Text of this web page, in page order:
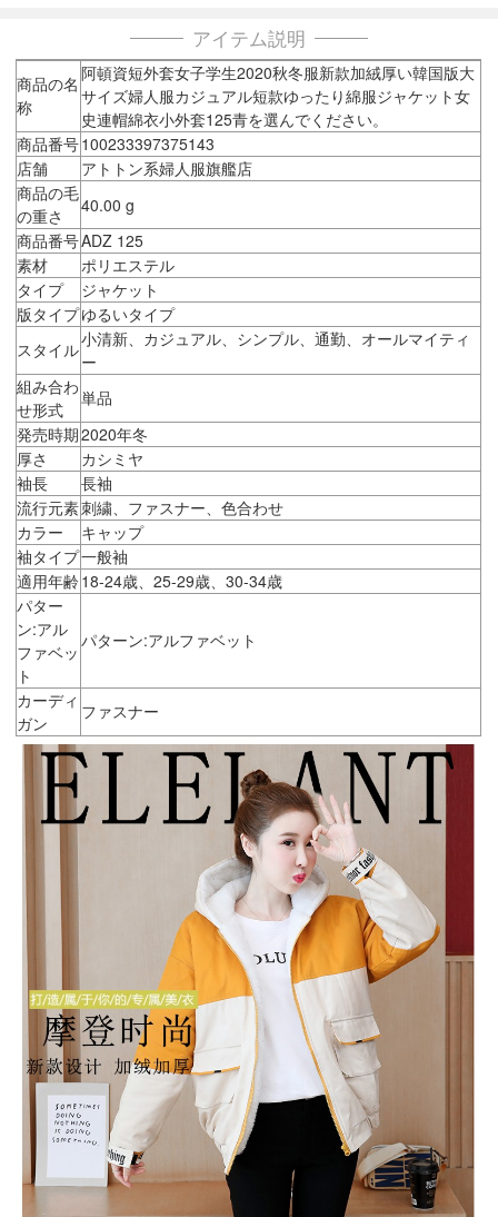
アイテム説明
商品の名
称
阿頓資短外套女子学生2020秋冬服新款加絨厚い韓国版大
サイズ婦人服カジュアル短款ゆったり綿服ジャケット女
史連帽綿衣小外套125青を選んでください。
商品番号100233397375143
店舗
アトトン系婦人服旗艦店
商品の毛
の重さ
40.00 g
商品番号ADZ 125
素材
ポリエステル
タイプ
ジャケット
版タイプゆるいタイプ
スタイル小清新、カジュアル、シンプル、通勤、オールマイティ
ー
組み合わ
せ形式
単品
発売時期2020年冬
厚さ
カシミヤ
袖長
長袖
流行元素刺繍、ファスナー、色合わせ
カラー
キャップ
袖タイプ一般袖
適用年齢 18-24歳、25-29歳、30-34歳
パター
ン:アル
ファベッ
ト
パターン:アルファベット
カーディ
ガン
ファスナー